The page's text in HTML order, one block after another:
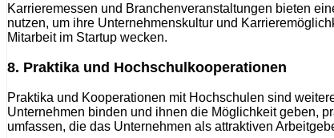
Karrieremessen und Branchenveranstaltungen bieten
nutzen, um ihre Unternehmenskultur und
Mitarbeit im Startup wecken.
8. Praktika und Hochschulkooperationen
Praktika und Kooperationen mit Hochschulen sind
Unternehmen binden und ihnen die Möglichkeit geben,
umfassen, die das Unternehmen als attraktiven